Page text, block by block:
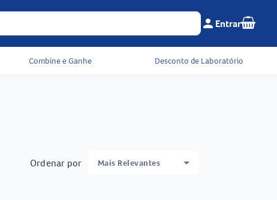
Menu do cliente e
person Entrar Seu
Combine e Ganhe Desconto de Laboratório
Ordenar por Mais Relevantes